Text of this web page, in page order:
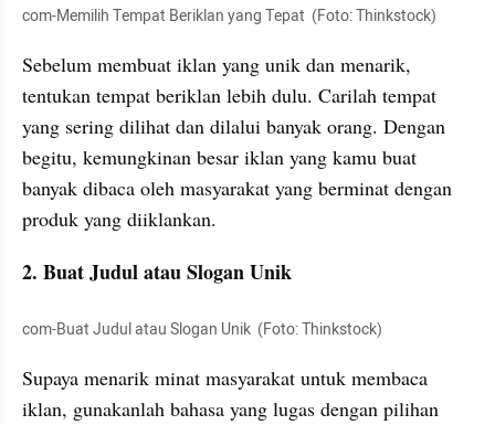
com-Memilih Tempat Beriklan yang Tepat  (Foto: Thinkstock)
Sebelum membuat iklan yang unik dan menarik,
tentukan tempat beriklan lebih dulu. Carilah tempat
yang sering dilihat dan dilalui banyak orang. Dengan
begitu, kemungkinan besar iklan yang kamu buat
banyak dibaca oleh masyarakat yang berminat dengan
produk yang diiklankan.
2. Buat Judul atau Slogan Unik
com-Buat Judul atau Slogan Unik  (Foto: Thinkstock)
Supaya menarik minat masyarakat untuk membaca
iklan, gunakanlah bahasa yang lugas dengan pilihan